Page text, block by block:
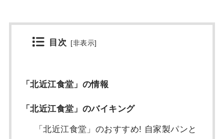
目次 [非表示]
「北近江食堂」の情報
「北近江食堂」のバイキング
「北近江食堂」のおすすめ! 自家製パンと